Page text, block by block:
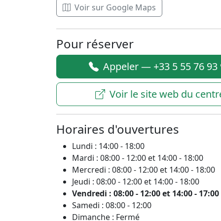
Voir sur Google Maps
Pour réserver
Appeler — +33 5 55 76 93
Voir le site web du
Horaires d'ouvertures
Lundi : 14:00 - 18:00
Mardi : 08:00 - 12:00 et 14:00 - 18:00
Mercredi : 08:00 - 12:00 et 14:00 - 18:00
Jeudi : 08:00 - 12:00 et 14:00 - 18:00
Vendredi : 08:00 - 12:00 et 14:00 - 17:00
Samedi : 08:00 - 12:00
Dimanche : Fermé